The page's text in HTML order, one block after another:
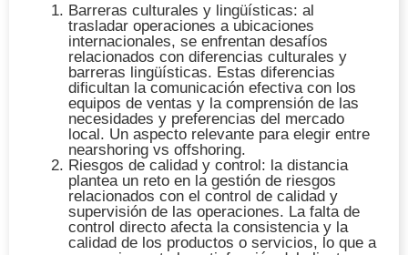
Barreras culturales y lingüísticas: al
trasladar operaciones a ubicaciones
internacionales, se enfrentan desafíos
relacionados con diferencias culturales y
barreras lingüísticas. Estas diferencias
dificultan la comunicación efectiva con los
equipos de ventas y la comprensión de las
necesidades y preferencias del mercado
local. Un aspecto relevante para elegir entre
nearshoring vs offshoring.
Riesgos de calidad y control: la distancia
plantea un reto en la gestión de riesgos
relacionados con el control de calidad y
supervisión de las operaciones. La falta de
control directo afecta la consistencia y la
calidad de los productos o servicios, lo que a